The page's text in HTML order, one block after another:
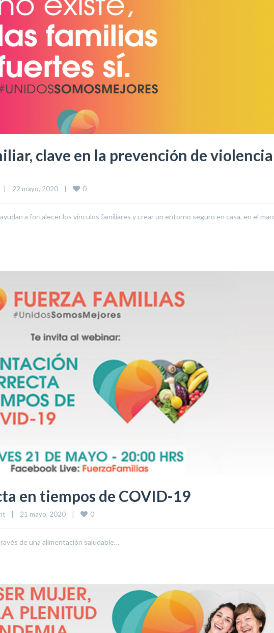
clave en la prevención de
22 mayo, 2020 0
a fortalecer los vínculos familiares y crear un entorno seguro en casa, en el
en tiempos de COVID-19
21 mayo, 2020 0
de una alimentación saludable…